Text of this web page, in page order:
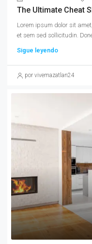
The Ultimate Cheat
Lorem ipsum dolor sit
et sem sed sollicitudin.
Sigue leyendo
por vivemazatlan24